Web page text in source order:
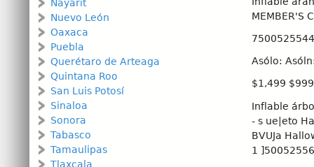
MEMBER'S
Asólo:
$1,499
Inflable
- s ue|eto
BVUJa
1
Nayarit
Nuevo León
Oaxaca
Puebla
Querétaro de Arteaga
Quintana Roo
San Luis Potosí
Sinaloa
Sonora
Tabasco
Tamaulipas
Tlaxcala